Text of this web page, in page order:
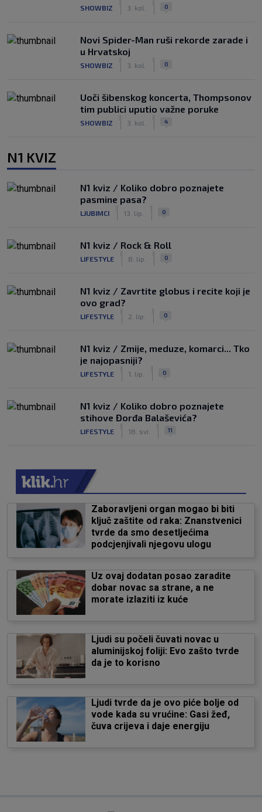
SHOWBIZ 3. kol. 0
Novi Spider-Man ruši rekorde zarade i
u Hrvatskoj
SHOWBIZ 3. kol. 0
Uoči šibenskog koncerta, Thompsonov
tim publici uputio važne poruke
SHOWBIZ 3. kol. 4
N1 KVIZ
N1 kviz / Koliko dobro poznajete
pasmine pasa?
LJUBIMCI 13. lip. 0
N1 kviz / Rock & Roll
LIFESTYLE 8. lip. 0
N1 kviz / Zavrtite globus i recite koji je
ovo grad?
LIFESTYLE 2. lip. 0
N1 kviz / Zmije, meduze, komarci... Tko
je najopasniji?
LIFESTYLE 1. lip. 0
N1 kviz / Koliko dobro poznajete
stihove Đorđa Balaševića?
LIFESTYLE 18. svi. 11
Zaboravljeni organ mogao bi biti
ključ zaštite od raka: Znanstvenici
tvrde da smo desetljećima
podcjenjivali njegovu ulogu
Uz ovaj dodatan posao zaradite
dobar novac sa strane, a ne
morate izlaziti iz kuće
Ljudi su počeli čuvati novac u
aluminijskoj foliji: Evo zašto tvrde
da je to korisno
Ljudi tvrde da je ovo piće bolje od
vode kada su vrućine: Gasi žeđ,
čuva crijeva i daje energiju